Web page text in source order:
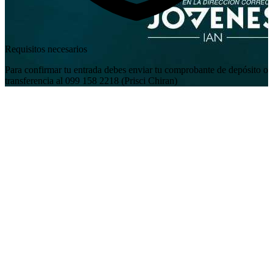
Requisitos necesarios
Para confirmar tu entrada debes enviar tu comprobante de depósito o
transferencia al 099 158 2218 (Prisci Chiran)